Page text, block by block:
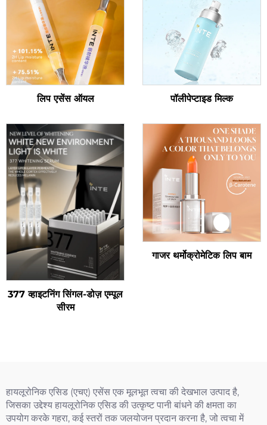
लिप एसेंस ऑयल पॉलीपेप्टाइड मिल्क
377 व्हाइटनिंग सिंगल-डोज़ एम्पूल
सीरम
गाजर थर्मोक्रोमेटिक लिप बाम
हायलूरोनिक एसिड (एचए) एसेंस एक मूलभूत त्वचा की देखभाल उत्पाद है,
जिसका उद्देश्य हायलूरोनिक एसिड की उत्कृष्ट पानी बांधने की क्षमता का
उपयोग करके गहरा, कई स्तरों तक जलयोजन प्रदान करना है, जो त्वचा में